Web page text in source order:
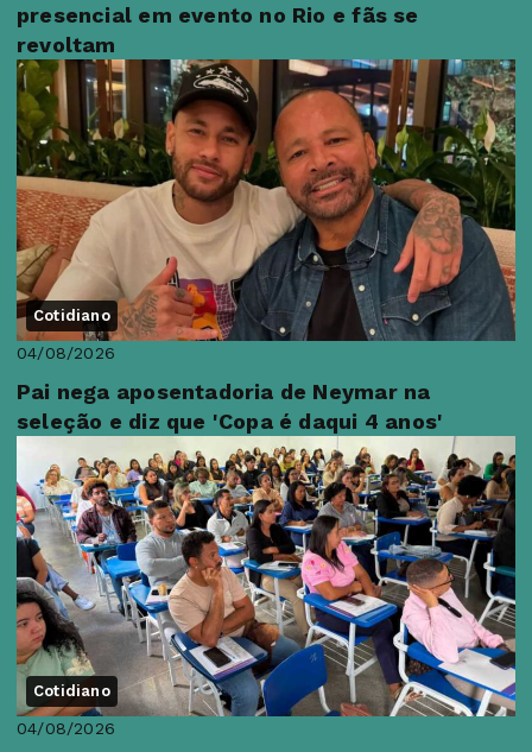
presencial em evento no Rio e fãs se
revoltam
Cotidiano
04/08/2026
Pai nega aposentadoria de Neymar na
seleção e diz que 'Copa é daqui 4 anos'
Cotidiano
04/08/2026